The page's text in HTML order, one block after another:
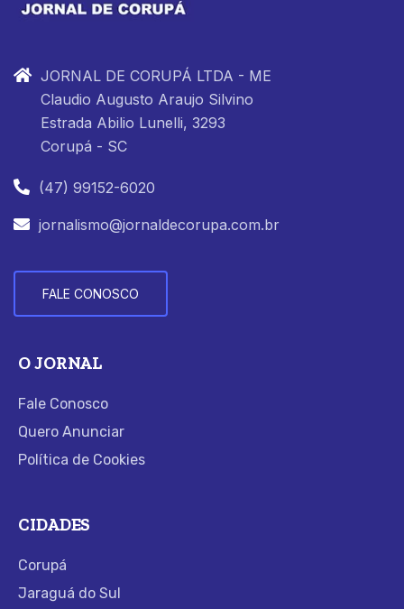
JORNAL DE CORUPÁ LTDA - ME
Claudio Augusto Araujo Silvino
Estrada Abilio Lunelli, 3293
Corupá - SC
(47) 99152-6020
jornalismo@jornaldecorupa.com.br
FALE CONOSCO
O JORNAL
Fale Conosco
Quero Anunciar
Política de Cookies
CIDADES
Corupá
Jaraguá do Sul